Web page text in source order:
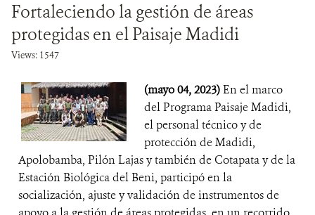
Fortaleciendo la gestión de áreas
protegidas en el Paisaje Madidi
Views: 1547
(mayo 04, 2023)En el marco
del Programa Paisaje Madidi,
el personal técnico y de
protección de Madidi,
Apolobamba, Pilón Lajas y también de Cotapata y de la
Estación Biológica del Beni, participó en la
socialización, ajuste y validación de instrumentos de